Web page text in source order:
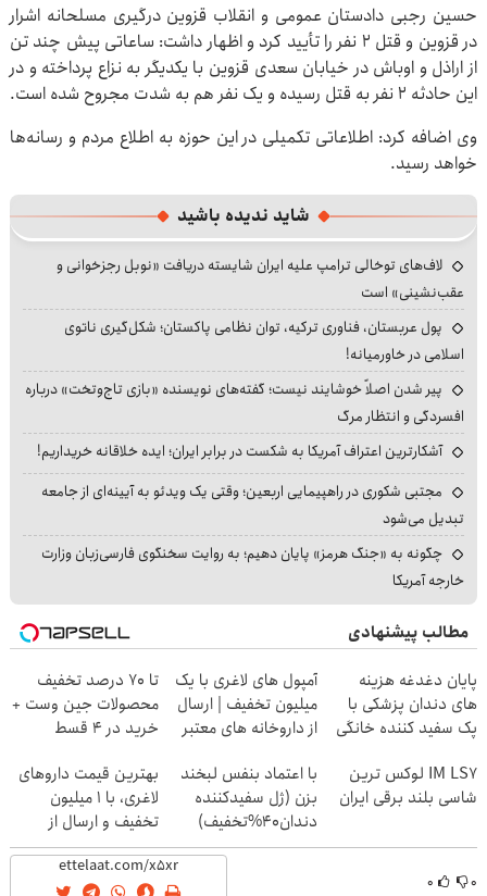
حسین رجبی دادستان عمومی و انقلاب قزوین درگیری مسلحانه اشرار
در قزوین و قتل 2 نفر را تأیید کرد و اظهار داشت: ساعاتی پیش چند تن
از اراذل و اوباش در خیابان سعدی قزوین با یکدیگر به نزاع پرداخته و در
این حادثه 2 نفر به قتل رسیده و یک نفر هم به شدت مجروح شده است.
وی اضافه کرد: اطلاعاتی تکمیلی در این حوزه به اطلاع مردم و رسانه‌ها
خواهد رسید.
شاید ندیده باشید
لاف‌های توخالی ترامپ علیه ایران شایسته دریافت «نوبل رجزخوانی و
عقب‌نشینی» است
پول عربستان، فناوری ترکیه، توان نظامی پاکستان؛ شکل‌گیری ناتوی
اسلامی در خاورمیانه!
پیر شدن اصلاً خوشایند نیست؛ گفته‌های نویسنده «بازی تاج‌وتخت» درباره
افسردگی و انتظار مرگ
آشکارترین اعتراف آمریکا به شکست در برابر ایران؛ ایده خلاقانه خریداریم!
مجتبی شکوری در راهپیمایی اربعین؛ وقتی یک ویدئو به آیینه‌ای از جامعه
تبدیل می‌شود
چگونه به «جنگ هرمز» پایان دهیم؛ به روایت سخنگوی فارسی‌زبان وزارت
خارجه آمریکا
مطالب پیشنهادی
پایان دغدغه هزینه
های دندان پزشکی با
پک سفید کننده خانگی
آمپول های لاغری با یک
میلیون تخفیف | ارسال
از داروخانه های معتبر
تا 70 درصد تخفیف
محصولات جین وست +
خرید در 4 قسط
IM LS7 لوکس ترین
شاسی بلند برقی ایران
با اعتماد بنفس لبخند
بزن (ژل سفیدکننده
دندان40%تخفیف)
بهترین قیمت داروهای
لاغری، با ۱ میلیون
تخفیف و ارسال از
داروخانه‌
۰ ۰